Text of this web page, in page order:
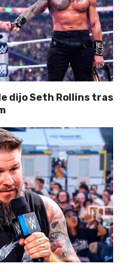
dijo Seth Rollins tras